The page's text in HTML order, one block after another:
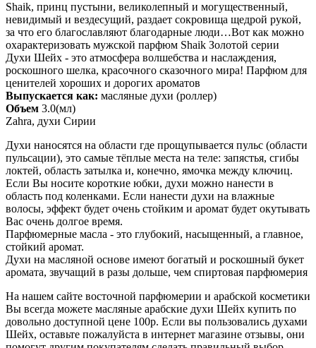
Shaik, принц пустыни, великолепный и могущественный,
невидимый и вездесущий, раздает сокровища щедрой рукой,
за что его благославляют благодарные люди…Вот как можно
охарактеризовать мужской парфюм Shaik Золотой серии
Духи Шейх - это атмосфера волшебства и наслаждения,
роскошного шелка, красочного сказочного мира! Парфюм для
ценителей хороших и дорогих ароматов
Выпускается как: масляные духи (роллер)
Объем 3.0(мл)
Zahra, духи Сирии
Духи наносятся на области где прощупывается пульс (области
пульсации), это самые тёплые места на теле: запястья, сгибы
локтей, область затылка и, конечно, ямочка между ключиц.
Если Вы носите короткие юбки, духи можно нанести в
область под коленками. Если нанести духи на влажные
волосы, эффект будет очень стойким и аромат будет окутывать
Вас очень долгое время.
Парфюмерные масла - это глубокий, насыщенный, а главное,
стойкий аромат.
Духи на масляной основе имеют богатый и роскошный букет
аромата, звучащий в разы дольше, чем спиртовая парфюмерия
На нашем сайте восточной парфюмерии и арабской косметики
Вы всегда можете масляные арабские духи Шейх купить по
довольно доступной цене 100р. Если вы пользовались духами
Шейх, оставьте пожалуйста в интернет магазине отзывы, они